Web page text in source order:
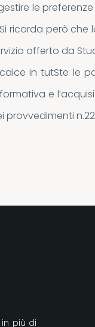
le
ricorda però
offerto da
in tutSte le
e
più di